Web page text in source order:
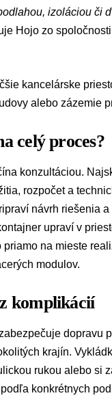
izoláciou či
Hojo zo
kancelárske
alebo zázemie
celý proces?
konzultáciou.
rozpočet a
návrh riešenia
upraví v
na mieste
modulov.
komplikácií
dopravu
krajín.
rukou alebo si
konkrétnych